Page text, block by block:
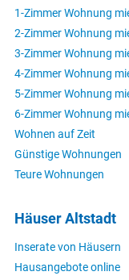
1-Zimmer Wohnung
2-Zimmer Wohnung
3-Zimmer Wohnung
4-Zimmer Wohnung
5-Zimmer Wohnung
6-Zimmer Wohnung
Wohnen auf Zeit
Günstige Wohnungen
Teure Wohnungen
Häuser Altstadt
Inserate von Häusern
Hausangebote online